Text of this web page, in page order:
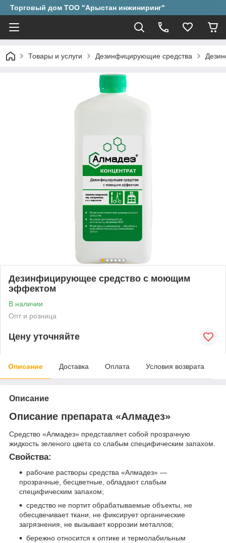
Торговый дом ТОО "Арыстан инжиниринг"
Товары и услуги Дезинфицирующие средства
Дезинфицирующее средство с моющим
эффектом
В наличии
Опт и розница
Цену уточняйте
Описание Доставка Оплата Условия возврата
Описание
Описание препарата «Алмадез»
Cредство «Алмадез» представляет собой прозрачную
жидкость зеленого цвета со слабым специфическим запахом.
Свойства:
рабочие растворы средства «Алмадез» —
прозрачные, бесцветные, обладают слабым
специфическим запахом;
средство не портит обрабатываемые объекты, не
обесцвечивает ткани, не фиксирует органические
загрязнения, не вызывает коррозии металлов;
бережно относится к оптике и термолабильным